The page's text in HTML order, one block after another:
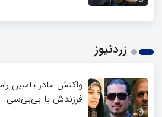
زردنیوز
واکنش مادر یاسین
فرزندش با بی‌بی‌سی